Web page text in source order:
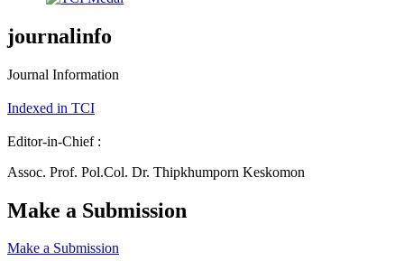
journalinfo
Journal Information
Indexed in TCI
Editor-in-Chief :
Assoc. Prof. Pol.Col. Dr. Thipkhumporn Keskomon
Make a Submission
Make a Submission